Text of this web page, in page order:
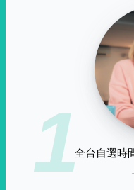
1全台自選時